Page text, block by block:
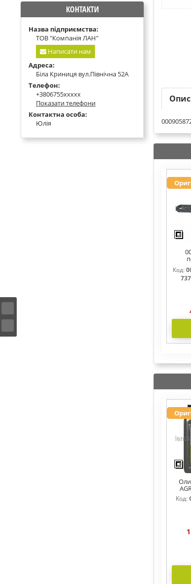
Код:
Код:
КОНТАКТИ
Назва підприємства:
ТОВ "Компанія ЛАН"
Написати нам
Адреса:
Біла Криниця вул.Північна 52А
Телефон:
+3806755xxxxx
Показати телефони
Контактна особа:
Юлія